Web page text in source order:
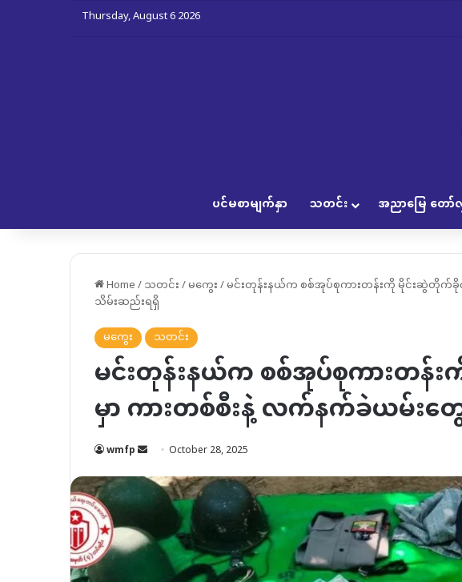
Thursday, August 6 2026
ပင်မစာမျက်နှာ သတင်း အညာမြေ တော်
Home/သတင်း/မကွေး/မင်းတုန်းနယ်က စစ်အုပ်စုကားတန်းကို မိုင်းဆွဲတိုက်
သိမ်းဆည်းရရှိ
မကွေး
သတင်း
မင်းတုန်းနယ်က စစ်အုပ်စုကားတန်
မှာ ကားတစ်စီီးနဲ့ လက်နက်ခဲယမ်း
wmfp Send
email
October 28, 2025